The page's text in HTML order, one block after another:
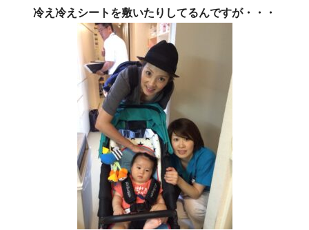
冷え冷えシートを敷いたりしてるんですが・・・